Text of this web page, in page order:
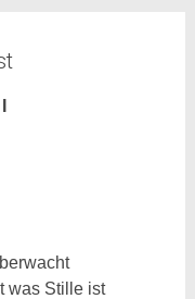
was Stille ist